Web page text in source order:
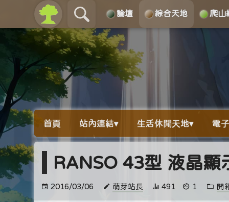
論壇 綜合天地 爬山
關於
首頁 站內連結▾ 生活休閒天地▾ 電
RANSO 43型 液晶顯
2016/03/06 萌芽站長 491 1 開